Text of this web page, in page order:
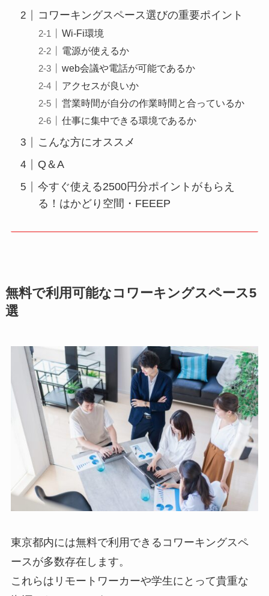
コワーキングスペース選びの重要ポイント
Wi-Fi環境
電源が使えるか
web会議や電話が可能であるか
アクセスが良いか
営業時間が自分の作業時間と合っているか
仕事に集中できる環境であるか
こんな方にオススメ
Q＆A
今すぐ使える2500円分ポイントがもらえ
る！はかどり空間・FEEEP
無料で利用可能なコワーキングスペース5
選
東京都内には無料で利用できるコワーキングスペ
ースが多数存在します。
これらはリモートワーカーや学生にとって貴重な